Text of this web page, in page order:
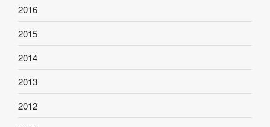
2016
2015
2014
2013
2012